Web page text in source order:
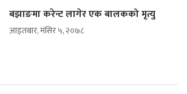
बझाङमा करेन्ट लागेर एक बालकको मृत्यु
आइतबार, मंसिर ५, २०७८